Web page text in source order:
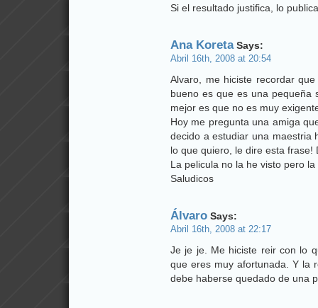
Si el resultado justifica, lo
Ana KoretaSays:
Abril 16th, 2008 at 20:54
Alvaro, me hiciste recordar
bueno es que es una pequeña
mejor es que no es muy
Hoy me pregunta una amiga
decido a estudiar una maestria
lo que quiero, le dire esta frase!
La pelicula no la he visto pero
Saludicos
Álvaro Says:
Abril 16th, 2008 at 22:17
Je je je. Me hiciste reir con lo
que eres muy afortunada. Y la
debe haberse quedado de una